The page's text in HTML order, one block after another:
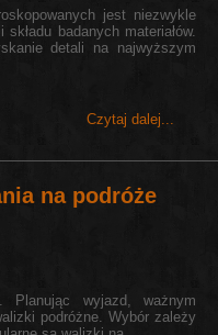
jest niezwykle
badanych materiałów.
detali na najwyższym
Czytaj dalej...
na podróże
Planując wyjazd, ważnym
podróżne. Wybór zależy